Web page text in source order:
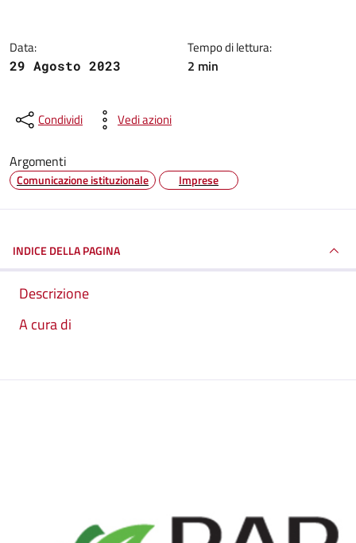
Data:
29 Agosto 2023
Tempo di lettura:
2 min
Condividi Vedi azioni
Argomenti
Comunicazione istituzionale Imprese
INDICE DELLA PAGINA
Descrizione
A cura di